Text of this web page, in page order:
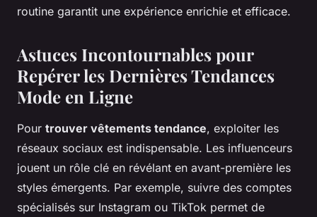
routine garantit une expérience enrichie et efficace.
Astuces Incontournables pour
Repérer les Dernières Tendances
Mode en Ligne
Pour trouver vêtements tendance, exploiter les
réseaux sociaux est indispensable. Les influenceurs
jouent un rôle clé en révélant en avant-première les
styles émergents. Par exemple, suivre des comptes
spécialisés sur Instagram ou TikTok permet de